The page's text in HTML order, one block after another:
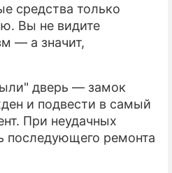
средства только
Вы не видите
— а значит,
дверь — замок
и подвести в самый
При неудачных
последующего ремонта